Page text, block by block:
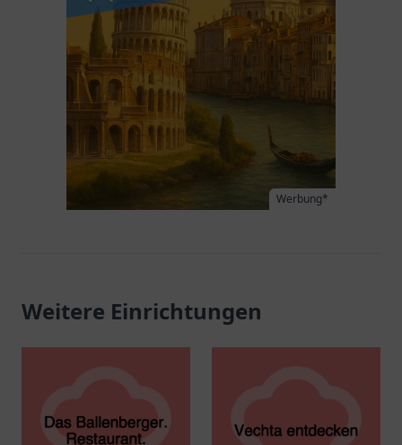
Werbung*
Weitere Einrichtungen